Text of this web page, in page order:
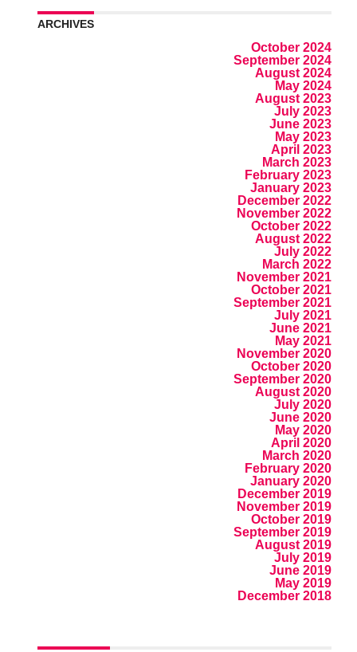
ARCHIVES
October 2024
September 2024
August 2024
May 2024
August 2023
July 2023
June 2023
May 2023
April 2023
March 2023
February 2023
January 2023
December 2022
November 2022
October 2022
August 2022
July 2022
March 2022
November 2021
October 2021
September 2021
July 2021
June 2021
May 2021
November 2020
October 2020
September 2020
August 2020
July 2020
June 2020
May 2020
April 2020
March 2020
February 2020
January 2020
December 2019
November 2019
October 2019
September 2019
August 2019
July 2019
June 2019
May 2019
December 2018